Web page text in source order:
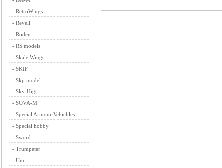
- RetroWings
- Revell
- Roden
- RS models
- Skale Wings
- SKIF
- Skp model
- Sky-Higt
- SOVA-M
- Special Armour Vehichles
- Special hobby
- Sword
- Trumpeter
- Um